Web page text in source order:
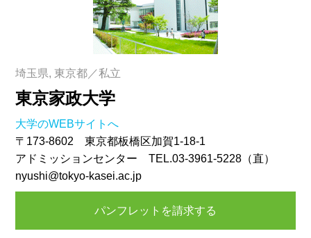
埼玉県, 東京都／私立
東京家政大学
大学のWEBサイトへ
〒173-8602 東京都板橋区加賀1-18-1
アドミッションセンター TEL.03-3961-5228（直）
nyushi@tokyo-kasei.ac.jp
パンフレットを請求する